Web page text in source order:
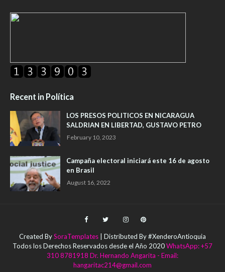
Recent in Política
LOS PRESOS POLITICOS EN NICARAGUA
SALDRIAN EN LIBERTAD, GUSTAVO PETRO
February 10, 2023
Campaña electoral iniciará este 16 de agosto
en Brasil
August 16, 2022
Created BySoraTemplates | Distributed By #XenderoAntioquia
Todos los Derechos Reservados desde el Año 2020WhatsApp: +57
310 8781918 Dr. Hernando Angarita - Email:
hangaritac214@gmail.com